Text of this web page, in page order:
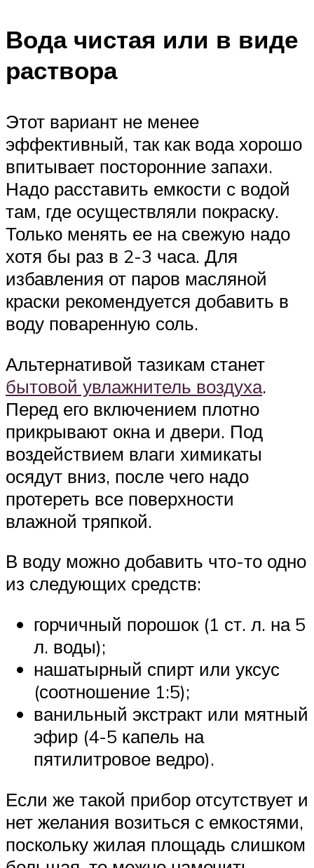
Вода чистая или в виде
раствора
Этот вариант не менее
эффективный, так как вода хорошо
впитывает посторонние запахи.
Надо расставить емкости с водой
там, где осуществляли покраску.
Только менять ее на свежую надо
хотя бы раз в 2-3 часа. Для
избавления от паров масляной
краски рекомендуется добавить в
воду поваренную соль.
Альтернативой тазикам станет
бытовой увлажнитель воздуха.
Перед его включением плотно
прикрывают окна и двери. Под
воздействием влаги химикаты
осядут вниз, после чего надо
протереть все поверхности
влажной тряпкой.
В воду можно добавить что-то одно
из следующих средств:
горчичный порошок (1 ст. л. на 5
л. воды);
нашатырный спирт или уксус
(соотношение 1:5);
ванильный экстракт или мятный
эфир (4-5 капель на
пятилитровое ведро).
Если же такой прибор отсутствует и
нет желания возиться с емкостями,
поскольку жилая площадь слишком